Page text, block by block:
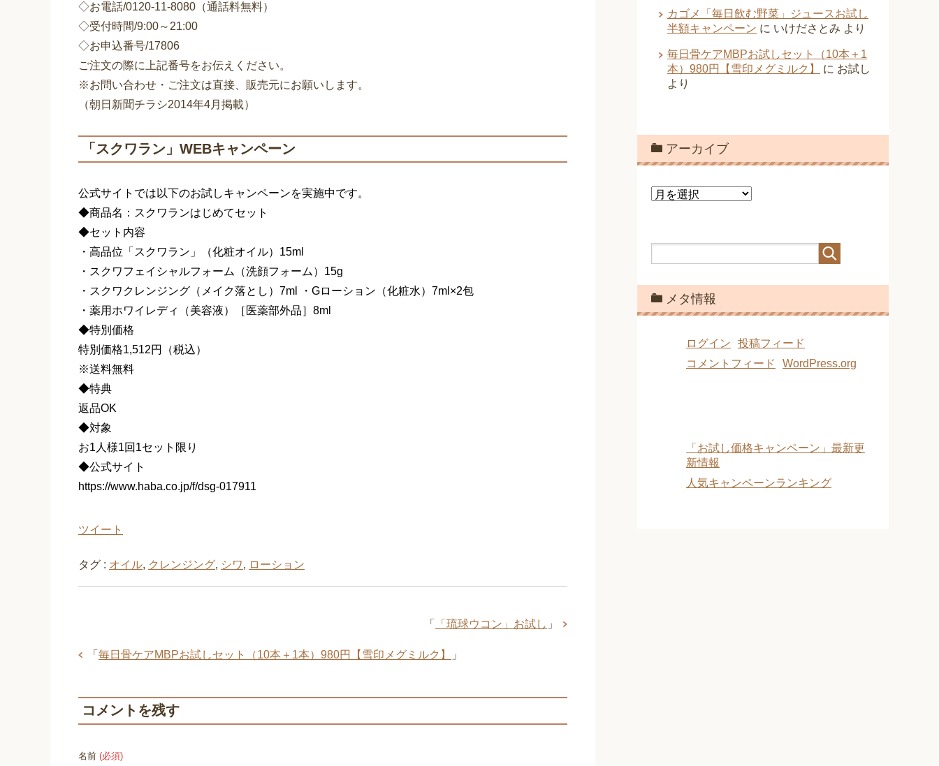
◇お電話/0120-11-8080（通話料無料）
◇受付時間/9:00～21:00
◇お申込番号/17806
ご注文の際に上記番号をお伝えください。
※お問い合わせ・ご注文は直接、販売元にお願いします。
（朝日新聞チラシ2014年4月掲載）
「スクワラン」WEBキャンペーン
公式サイトでは以下のお試しキャンペーンを実施中です。
◆商品名：スクワランはじめてセット
◆セット内容
・高品位「スクワラン」（化粧オイル）15ml
・スクワフェイシャルフォーム（洗顔フォーム）15g
・スクワクレンジング（メイク落とし）7ml ・Gローション（化粧水）7ml×2包
・薬用ホワイレディ（美容液）［医薬部外品］8ml
◆特別価格
特別価格1,512円（税込）
※送料無料
◆特典
返品OK
◆対象
お1人様1回1セット限り
◆公式サイト
https://www.haba.co.jp/f/dsg-017911
ツイート
タグ : オイル, クレンジング, シワ, ローション
「 「琉球ウコン」お試し 」
「 毎日骨ケアMBPお試しセット（10本＋1本）980円【雪印メグミルク】 」
コメントを残す
名前 (必須)
カゴメ「毎日飲む野菜」ジュースお試し
半額キャンペーン に いけださとみ より
毎日骨ケアMBPお試しセット（10本＋1
本）980円【雪印メグミルク】
に お試し
より
アーカイブ
ア
メタ情報
ログイン
投稿フィード
コメントフィード
WordPress.org
「お試し価格キャンペーン」最新更
新情報
人気キャンペーンランキング